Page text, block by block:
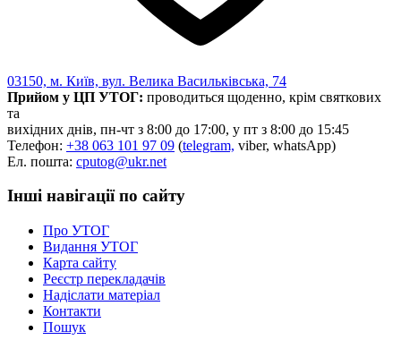
03150, м. Київ, вул. Велика Васильківська, 74
Прийом у ЦП УТОГ: проводиться щоденно, крім святкових
та
вихідних днів, пн-чт з 8:00 до 17:00, у пт з 8:00 до 15:45
Телефон: +38 063 101 97 09 (telegram, viber, whatsApp)
Ел. пошта: cputog@ukr.net
Інші навігації по сайту
Про УТОГ
Видання УТОГ
Карта сайту
Реєстр перекладачів
Надіслати матеріал
Контакти
Пошук